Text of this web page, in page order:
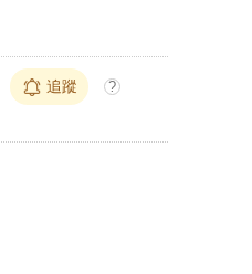
追蹤 ?